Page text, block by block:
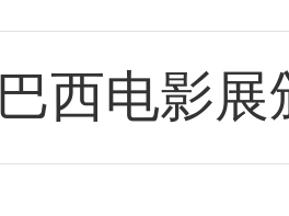
西电影